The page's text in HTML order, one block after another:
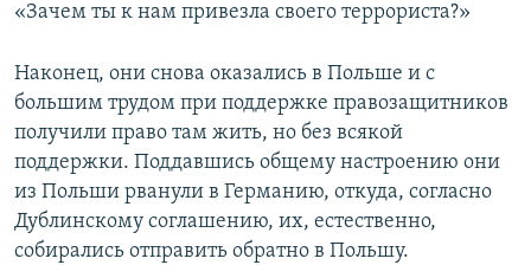
«Зачем ты к нам привезла своего террориста?»
Наконец, они снова оказались в Польше и с
большим трудом при поддержке правозащитников
получили право там жить, но без всякой
поддержки. Поддавшись общему настроению они
из Польши рванули в Германию, откуда, согласно
Дублинскому соглашению, их, естественно,
собирались отправить обратно в Польшу.